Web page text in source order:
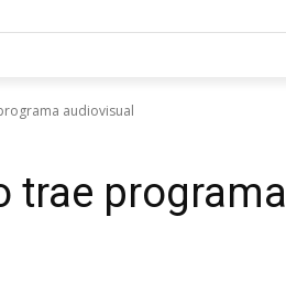
audiovisual
trae programa